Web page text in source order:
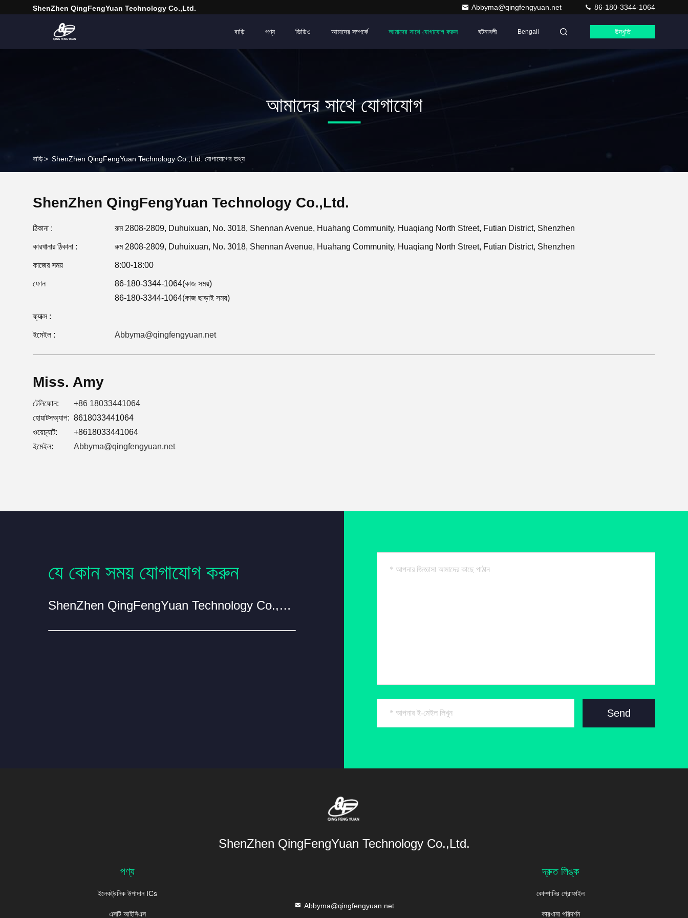
ShenZhen QingFengYuan Technology Co.,Ltd. Abbyma@qingfengyuan.net 86-180-3344-1064
বাড়ি পণ্য ভিডিও আমাদের সম্পর্কে আমাদের সাথে যোগাযোগ করুন ঘটনাবলী Bengali উদ্ধৃতি
আমাদের সাথে যোগাযোগ
বাড়ি> ShenZhen QingFengYuan Technology Co.,Ltd. যোগাযোগের তথ্য
ShenZhen QingFengYuan Technology Co.,Ltd.
ঠিকানা : রুম 2808-2809, Duhuixuan, No. 3018, Shennan Avenue, Huahang Community, Huaqiang North Street, Futian District, Shenzhen
কারখানার ঠিকানা : রুম 2808-2809, Duhuixuan, No. 3018, Shennan Avenue, Huahang Community, Huaqiang North Street, Futian District, Shenzhen
কাজের সময় 8:00-18:00
ফোন
86-180-3344-1064(কাজ সময়)
86-180-3344-1064(কাজ ছাড়াই সময়)
ফ্যাক্স :
ইমেইল : Abbyma@qingfengyuan.net
Miss. Amy
টেলিফোন:
+86 18033441064
হোয়াটসঅ্যাপ: 8618033441064
ওয়েচ্যাট:
+8618033441064
ইমেইল:
Abbyma@qingfengyuan.net
যে কোন সময় যোগাযোগ করুন
ShenZhen QingFengYuan Technology Co.,Ltd.
Send
ShenZhen QingFengYuan Technology Co.,Ltd.
পণ্য
ইলেকট্রনিক উপাদান ICs
এসটি আইসিএস
Abbyma@qingfengyuan.net
দ্রুত লিঙ্ক
কোম্পানির প্রোফাইল
কারখানা পরিদর্শন